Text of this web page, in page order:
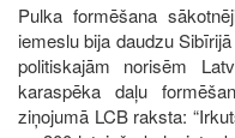
Pulka formēšana
iemeslu bija daudzu
politiskajām norisēm
karaspēka daļu
ziņojumā LCB raksta: